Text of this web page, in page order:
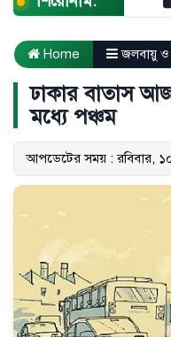
Home জলবায়ু
ঢাকার বাতাস
মধ্যে পঞ্চম
আপডেটের সময় : রবিবার,